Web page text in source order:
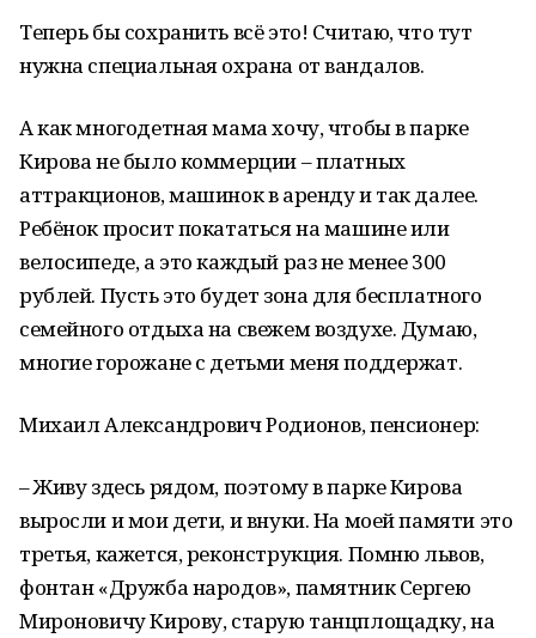
Теперь бы сохранить всё это! Считаю, что тут
нужна специальная охрана от вандалов.
А как многодетная мама хочу, чтобы в парке
Кирова не было коммерции – платных
аттракционов, машинок в аренду и так далее.
Ребёнок просит покататься на машине или
велосипеде, а это каждый раз не менее 300
рублей. Пусть это будет зона для бесплатного
семейного отдыха на свежем воздухе. Думаю,
многие горожане с детьми меня поддержат.
Михаил Александрович Родионов, пенсионер:
– Живу здесь рядом, поэтому в парке Кирова
выросли и мои дети, и внуки. На моей памяти это
третья, кажется, реконструкция. Помню львов,
фонтан «Дружба народов», памятник Сергею
Мироновичу Кирову, старую танцплощадку, на